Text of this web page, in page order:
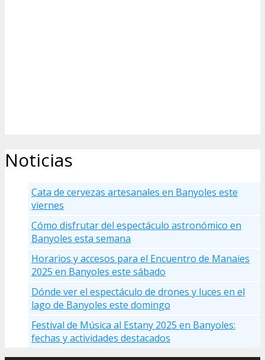
Noticias
Cata de cervezas artesanales en Banyoles este
viernes
Cómo disfrutar del espectáculo astronómico en
Banyoles esta semana
Horarios y accesos para el Encuentro de Manaies
2025 en Banyoles este sábado
Dónde ver el espectáculo de drones y luces en el
lago de Banyoles este domingo
Festival de Música al Estany 2025 en Banyoles:
fechas y actividades destacados